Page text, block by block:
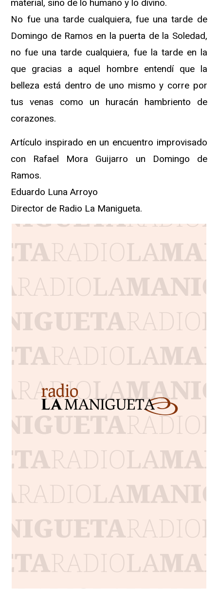
material, sino de lo humano y lo divino.
No fue una tarde cualquiera, fue una tarde de
Domingo de Ramos en la puerta de la Soledad,
no fue una tarde cualquiera, fue la tarde en la
que gracias a aquel hombre entendí que la
belleza está dentro de uno mismo y corre por
tus venas como un huracán hambriento de
corazones.
Artículo inspirado en un encuentro improvisado
con Rafael Mora Guijarro un Domingo de
Ramos.
Eduardo Luna Arroyo
Director de Radio La Manigueta.